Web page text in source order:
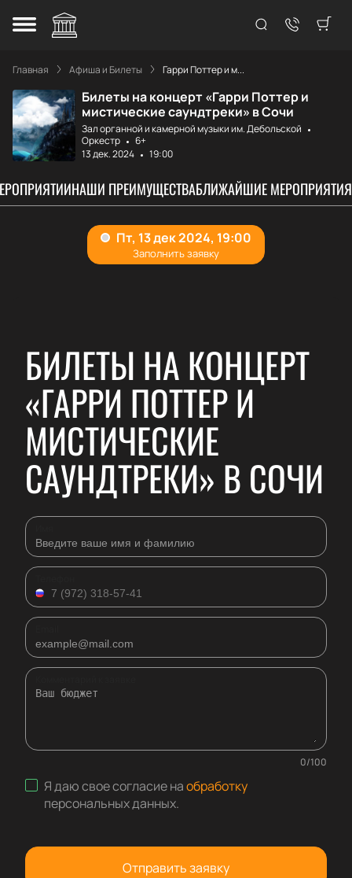
Главная Афиша и Билеты Гарри Поттер и м...
Билеты на концерт «Гарри Поттер и
мистические саундтреки» в Сочи
Зал органной и камерной музыки им. Дебольской
Оркестр
6+
13 дек. 2024
19:00
НАШИ ПРЕИМУЩЕСТВАБЛИЖАЙШИЕ МЕРОПРИЯТИЯ
БИЛЕТЫ НА КОНЦЕРТ
«ГАРРИ ПОТТЕР И
МИСТИЧЕСКИЕ
САУНДТРЕКИ» В СОЧИ
0/100
Я даю свое согласие наобработку
персональных данных.
Отправить заявку